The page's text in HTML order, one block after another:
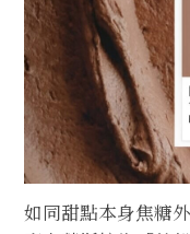
如同甜點本身焦糖